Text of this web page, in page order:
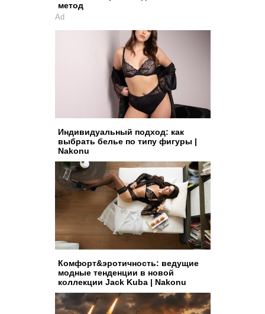
метод
Ad
Индивидуальный подход: как
выбрать белье по типу фигуры |
Nakonu
Комфорт&эротичность: ведущие
модные тенденции в новой
коллекции Jack Kuba | Nakonu